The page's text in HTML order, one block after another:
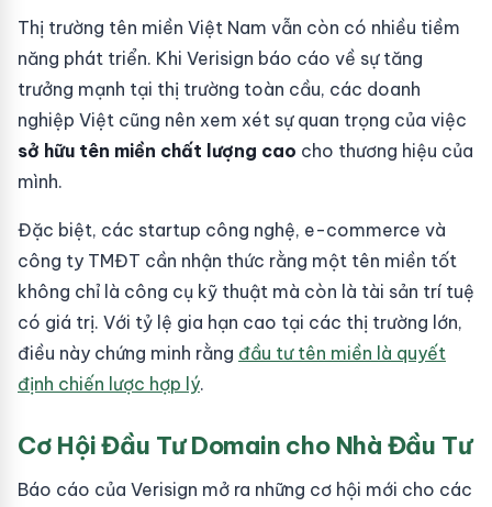
Thị trường tên miền Việt Nam vẫn còn có nhiều tiềm
năng phát triển. Khi Verisign báo cáo về sự tăng
trưởng mạnh tại thị trường toàn cầu, các doanh
nghiệp Việt cũng nên xem xét sự quan trọng của việc
sở hữu tên miền chất lượng cao cho thương hiệu của
mình.
Đặc biệt, các startup công nghệ, e-commerce và
công ty TMĐT cần nhận thức rằng một tên miền tốt
không chỉ là công cụ kỹ thuật mà còn là tài sản trí tuệ
có giá trị. Với tỷ lệ gia hạn cao tại các thị trường lớn,
điều này chứng minh rằng đầu tư tên miền là quyết
định chiến lược hợp lý.
Cơ Hội Đầu Tư Domain cho Nhà Đầu Tư
Báo cáo của Verisign mở ra những cơ hội mới cho các